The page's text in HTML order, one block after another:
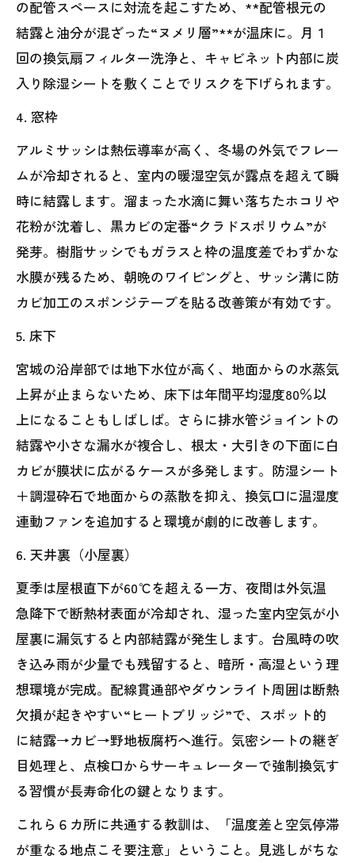
の配管スペースに対流を起こすため、**配管根元の
結露と油分が混ざった“ヌメリ層”**が温床に。月１
回の換気扇フィルター洗浄と、キャビネット内部に炭
入り除湿シートを敷くことでリスクを下げられます。
4. 窓枠
アルミサッシは熱伝導率が高く、冬場の外気でフレー
ムが冷却されると、室内の暖湿空気が露点を超えて瞬
時に結露します。溜まった水滴に舞い落ちたホコリや
花粉が沈着し、黒カビの定番“クラドスポリウム”が
発芽。樹脂サッシでもガラスと枠の温度差でわずかな
水膜が残るため、朝晩のワイピングと、サッシ溝に防
カビ加工のスポンジテープを貼る改善策が有効です。
5. 床下
宮城の沿岸部では地下水位が高く、地面からの水蒸気
上昇が止まらないため、床下は年間平均湿度80％以
上になることもしばしば。さらに排水管ジョイントの
結露や小さな漏水が複合し、根太・大引きの下面に白
カビが膜状に広がるケースが多発します。防湿シート
＋調湿砕石で地面からの蒸散を抑え、換気口に温湿度
連動ファンを追加すると環境が劇的に改善します。
6. 天井裏（小屋裏）
夏季は屋根直下が60℃を超える一方、夜間は外気温
急降下で断熱材表面が冷却され、湿った室内空気が小
屋裏に漏気すると内部結露が発生します。台風時の吹
き込み雨が少量でも残留すると、暗所・高湿という理
想環境が完成。配線貫通部やダウンライト周囲は断熱
欠損が起きやすい“ヒートブリッジ”で、スポット的
に結露→カビ→野地板腐朽へ進行。気密シートの継ぎ
目処理と、点検口からサーキュレーターで強制換気す
る習慣が長寿命化の鍵となります。
これら６カ所に共通する教訓は、「温度差と空気停滞
が重なる地点こそ要注意」ということ。見逃しがちな